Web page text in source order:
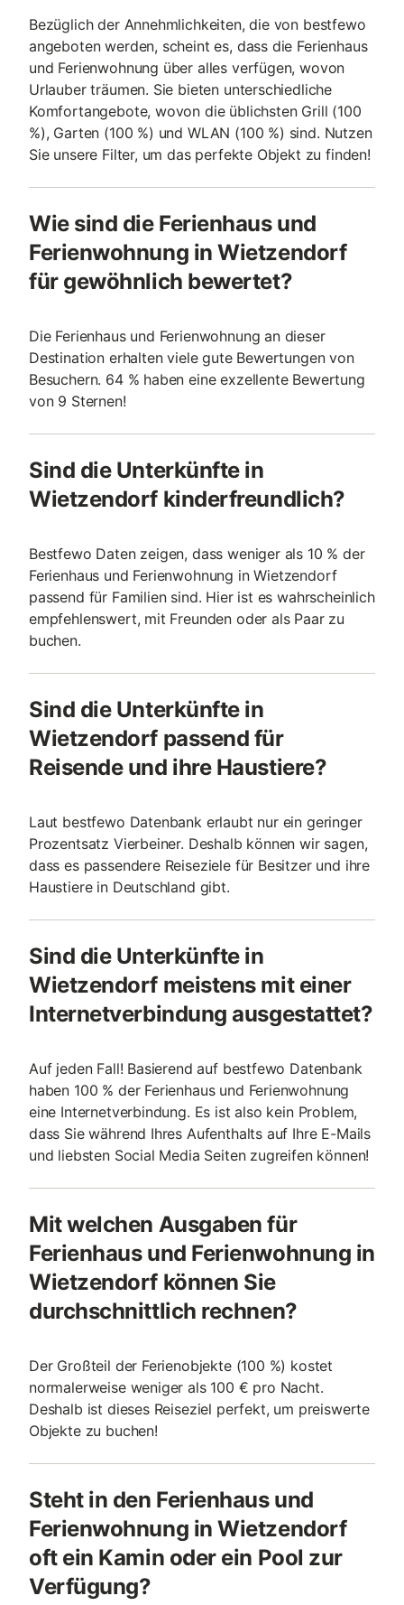
Bezüglich der Annehmlichkeiten, die von bestfewo
angeboten werden, scheint es, dass die Ferienhaus
und Ferienwohnung über alles verfügen, wovon
Urlauber träumen. Sie bieten unterschiedliche
Komfortangebote, wovon die üblichsten Grill (100
%), Garten (100 %) und WLAN (100 %) sind. Nutzen
Sie unsere Filter, um das perfekte Objekt zu finden!
Wie sind die Ferienhaus und
Ferienwohnung in Wietzendorf
für gewöhnlich bewertet?
Die Ferienhaus und Ferienwohnung an dieser
Destination erhalten viele gute Bewertungen von
Besuchern. 64 % haben eine exzellente Bewertung
von 9 Sternen!
Sind die Unterkünfte in
Wietzendorf kinderfreundlich?
Bestfewo Daten zeigen, dass weniger als 10 % der
Ferienhaus und Ferienwohnung in Wietzendorf
passend für Familien sind. Hier ist es wahrscheinlich
empfehlenswert, mit Freunden oder als Paar zu
buchen.
Sind die Unterkünfte in
Wietzendorf passend für
Reisende und ihre Haustiere?
Laut bestfewo Datenbank erlaubt nur ein geringer
Prozentsatz Vierbeiner. Deshalb können wir sagen,
dass es passendere Reiseziele für Besitzer und ihre
Haustiere in Deutschland gibt.
Sind die Unterkünfte in
Wietzendorf meistens mit einer
Internetverbindung ausgestattet?
Auf jeden Fall! Basierend auf bestfewo Datenbank
haben 100 % der Ferienhaus und Ferienwohnung
eine Internetverbindung. Es ist also kein Problem,
dass Sie während Ihres Aufenthalts auf Ihre E-Mails
und liebsten Social Media Seiten zugreifen können!
Mit welchen Ausgaben für
Ferienhaus und Ferienwohnung in
Wietzendorf können Sie
durchschnittlich rechnen?
Der Großteil der Ferienobjekte (100 %) kostet
normalerweise weniger als 100 € pro Nacht.
Deshalb ist dieses Reiseziel perfekt, um preiswerte
Objekte zu buchen!
Steht in den Ferienhaus und
Ferienwohnung in Wietzendorf
oft ein Kamin oder ein Pool zur
Verfügung?